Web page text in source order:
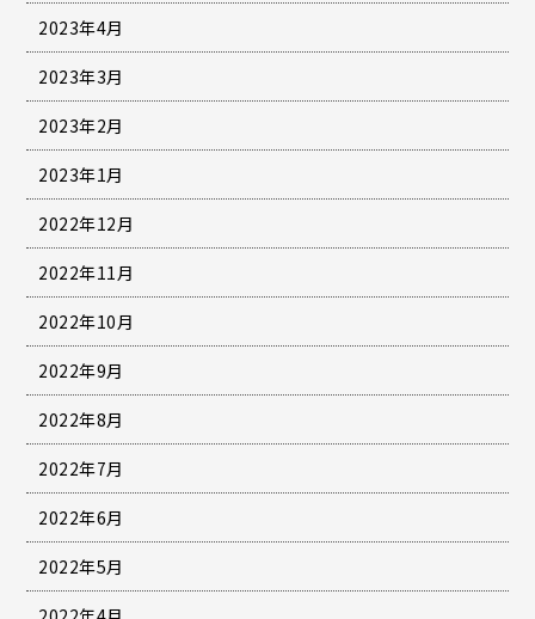
2023年4月
2023年3月
2023年2月
2023年1月
2022年12月
2022年11月
2022年10月
2022年9月
2022年8月
2022年7月
2022年6月
2022年5月